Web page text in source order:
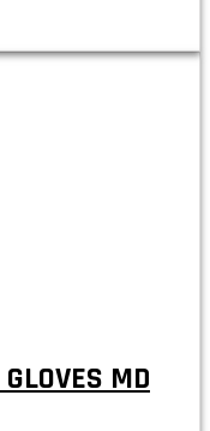
MD